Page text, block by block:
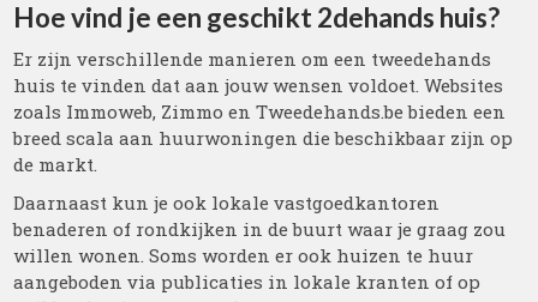
Hoe vind je een geschikt 2dehands huis?
Er zijn verschillende manieren om een tweedehands
huis te vinden dat aan jouw wensen voldoet. Websites
zoals Immoweb, Zimmo en Tweedehands.be bieden een
breed scala aan huurwoningen die beschikbaar zijn op
de markt.
Daarnaast kun je ook lokale vastgoedkantoren
benaderen of rondkijken in de buurt waar je graag zou
willen wonen. Soms worden er ook huizen te huur
aangeboden via publicaties in lokale kranten of op